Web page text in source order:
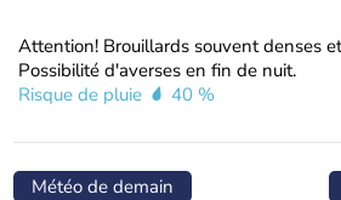
Attention! Brouillards souvent denses
Possibilité d'averses en fin de nuit.
Risque de pluie
40 %
Météo de demain